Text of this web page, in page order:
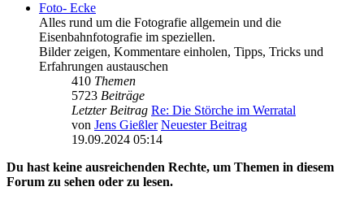
Foto- Ecke
Alles rund um die Fotografie allgemein und die
Eisenbahnfotografie im speziellen.
Bilder zeigen, Kommentare einholen, Tipps, Tricks und
Erfahrungen austauschen
410 Themen
5723 Beiträge
Letzter Beitrag Re: Die Störche im Werratal
von Jens Gießler Neuester Beitrag
19.09.2024 05:14
Du hast keine ausreichenden Rechte, um Themen in diesem
Forum zu sehen oder zu lesen.